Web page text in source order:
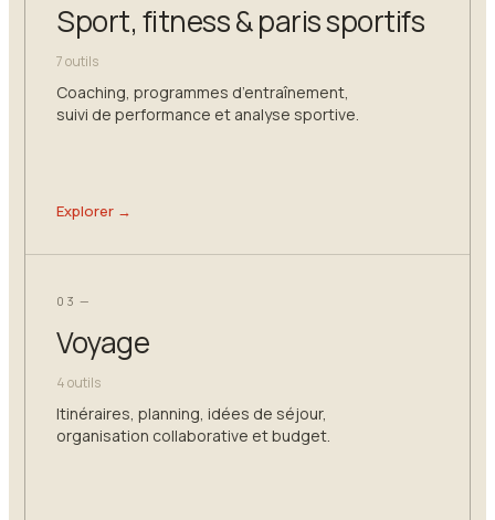
Sport, fitness & paris sportifs
7 outils
Coaching, programmes d’entraînement,
suivi de performance et analyse sportive.
Explorer →
03 —
Voyage
4 outils
Itinéraires, planning, idées de séjour,
organisation collaborative et budget.